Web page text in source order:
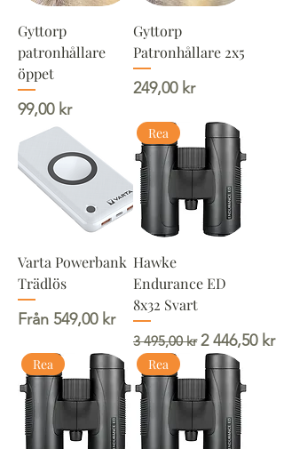
Gyttorp
patronhållare
öppet
Pris
99,00 kr
Gyttorp
Patronhållare 2x5
Pris
249,00 kr
Varta Powerbank
Trädlös
Från 549,00 kr
Reapris
Rea
Hawke
Endurance ED
8x32 Svart
Ordinarie pris
3 495,00 kr Reapris
2 446,50 kr
Rea Rea